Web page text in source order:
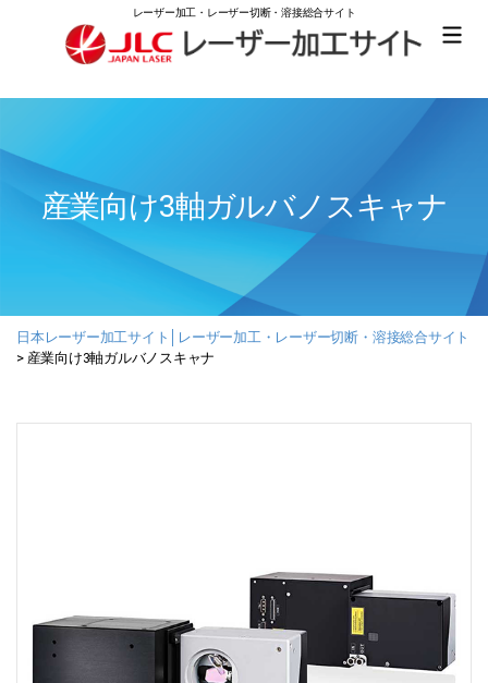
レーザー加工・レーザー切断・溶接総合サイト
本
加
工
ト
│
レ
加
断・
接
総
産業向け3軸ガルバノスキャナ
日本レーザー加工サイト│レーザー加工・レーザー切断・溶接総合サイト
> 産業向け3軸ガルバノスキャナ